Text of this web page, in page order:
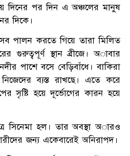
দিনের পর দিন এ অঞ্চলের মানুষ
দিকে।
পালন করতে গিয়ে তারা মিলিত
গুরুত্বপূর্ণ স্থান ব্রীজে। অাবার
পাশে বসে বেড়িবাঁধে। বাকিরা
নিজেদের ব্যস্ত রাখছে। এতে করে
সৃষ্টি হয়ে দূর্ভোগের কারন হয়ে
সিনেমা হল। তার অবস্থা অারও
জন্য একেবারেই অনিরাপদ।